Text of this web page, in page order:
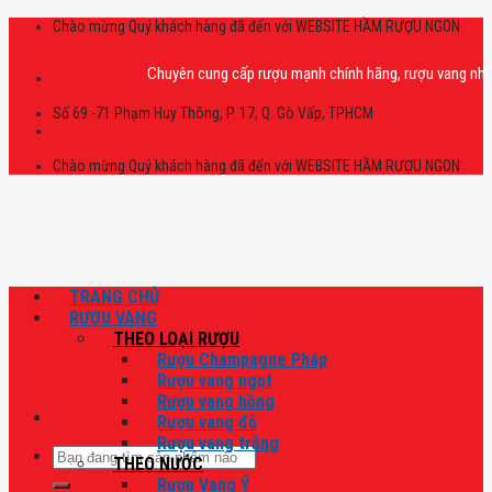
Skip
Chào mừng Quý khách hàng đã đến với WEBSITE HẦM RƯỢU NGON
Chuyên cung cấp rượu mạnh chính hãng, rượu vang nhập
Số 69 -71 Phạm Huy Thông, P. 17, Q. Gò Vấp, TPHCM
Chào mừng Quý khách hàng đã đến với WEBSITE HẦM RƯỢU NGON
Tìm
kiếm:
TRANG CHỦ
RƯỢU VANG
THEO LOẠI RƯỢU
Rượu Champagne Pháp
Rượu vang ngọt
Rượu vang hồng
Rượu vang đỏ
Rượu vang trắng
THEO NƯỚC
Rượu Vang Ý